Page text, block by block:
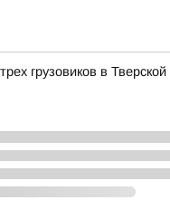
грузовиков в